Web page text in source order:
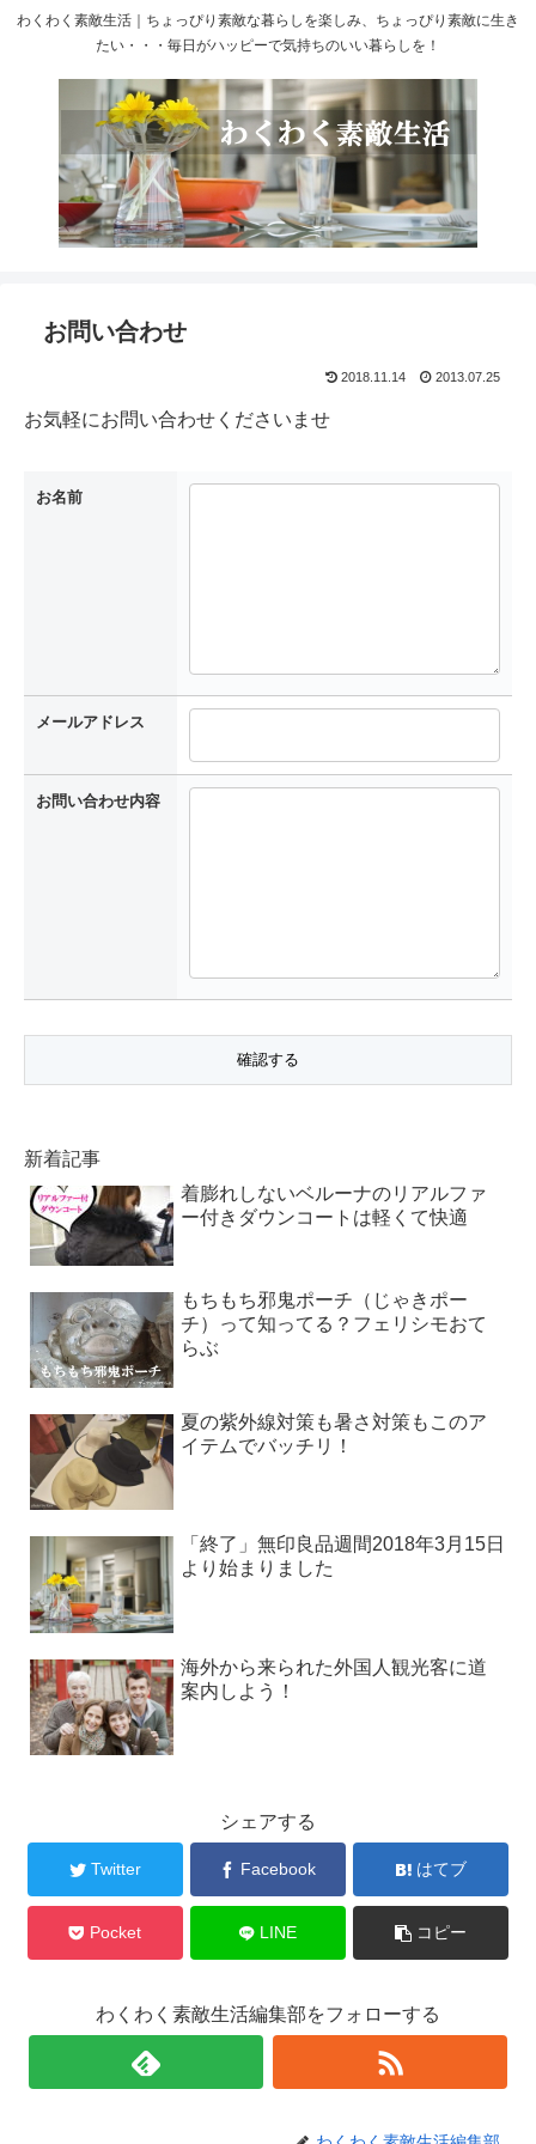
わくわく素敵生活｜ちょっぴり素敵な暮らしを楽しみ、ちょっぴり素敵に生き
たい・・・毎日がハッピーで気持ちのいい暮らしを！
お問い合わせ
2018.11.14 2013.07.25
お気軽にお問い合わせくださいませ
お名前
メールアドレス
お問い合わせ内容
新着記事
着膨れしないベルーナのリアルファ
ー付きダウンコートは軽くて快適
もちもち邪鬼ポーチ（じゃきポー
チ）って知ってる？フェリシモおて
らぶ
夏の紫外線対策も暑さ対策もこのア
イテムでバッチリ！
「終了」無印良品週間2018年3月15日
より始まりました
海外から来られた外国人観光客に道
案内しよう！
シェアする
Twitter Facebook はてブ
Pocket LINE コピー
わくわく素敵生活編集部をフォローする